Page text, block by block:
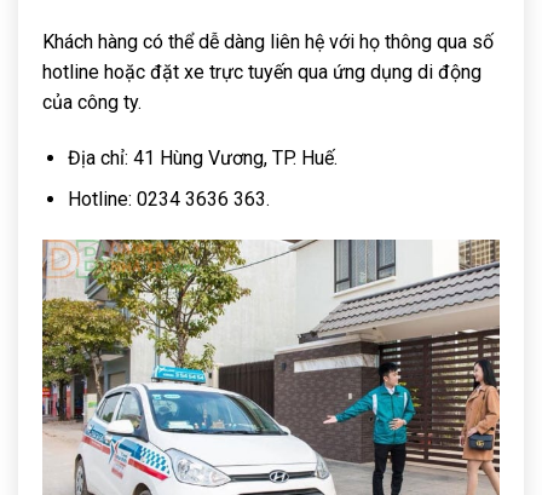
Khách hàng có thể dễ dàng liên hệ với họ thông qua số
hotline hoặc đặt xe trực tuyến qua ứng dụng di động
của công ty.
Địa chỉ: 41 Hùng Vương, TP. Huế.
Hotline: 0234 3636 363.